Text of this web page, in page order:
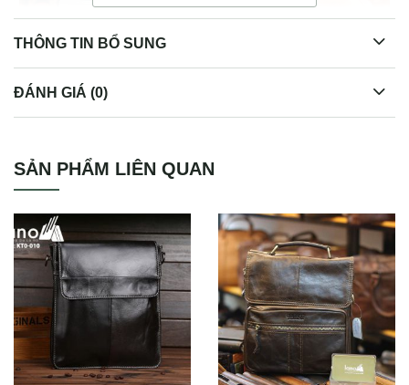
THÔNG TIN BỔ SUNG
ĐÁNH GIÁ (0)
SẢN PHẨM LIÊN QUAN